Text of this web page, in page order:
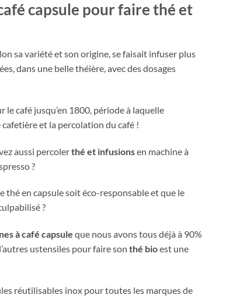
capsule pour faire thé et
sa variété et son origine, se faisait infuser plus
dans une belle théière, avec des dosages
café jusqu’en 1800, période à laquelle
et la percolation du café !
aussi percolerthé et infusionsen machine à
?
thé en capsule soit éco-responsable et que le
?
à café capsule que nous avons tous déjà à 90%
ustensiles pour faire son thé bioest une
réutilisables inox pour toutes les marques de